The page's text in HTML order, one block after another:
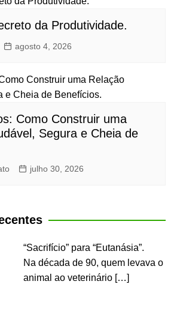
da Produtividade.
agosto 4, 2026
Como Construir uma
Segura e Cheia de
julho 30, 2026
“Sacrifício” para “Eutanásia”.
Na década de 90, quem levava o
animal ao veterinário […]